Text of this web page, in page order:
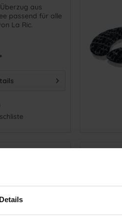
Details
aus
passend für alle
La Ric.
Duft der
Die